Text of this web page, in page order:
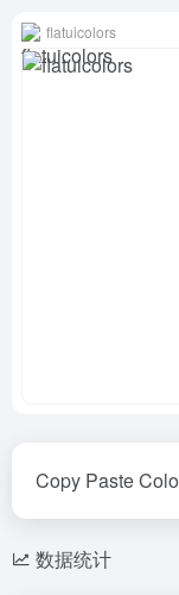
flatuicolors
Copy Paste
数据统计